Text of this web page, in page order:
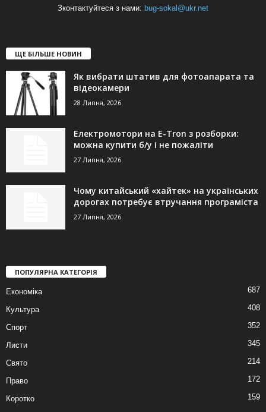
Зконтактуйтеся з нами: bug-sokal@ukr.net
ЩЕ БІЛЬШЕ НОВИН
Як вибрати штатив для фотоапарата та
відеокамери
28 Липня, 2026
Електромотори на E-Tron з розборки:
можна купити б/у і не пожаліти
27 Липня, 2026
Чому китайський «хайтек» на українських
дорогах потребує втручання програміста
27 Липня, 2026
ПОПУЛЯРНА КАТЕГОРІЯ
Економіка 687
Культура 408
Спорт 352
Листи 345
Свято 214
Право 172
Коротко 159